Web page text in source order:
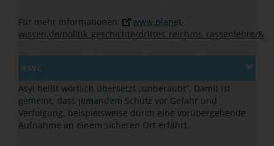
Für mehr Informationen:
www.planet-
wissen.de/politik_geschichte/drittes_reich/ns_rassenlehre/
ASYL
Asyl heißt wörtlich übersetzt „unberaubt“. Damit ist
gemeint, dass jemandem Schutz vor Gefahr und
Verfolgung, beispielsweise durch eine vorübergehende
Aufnahme an einem sicheren Ort erfährt.